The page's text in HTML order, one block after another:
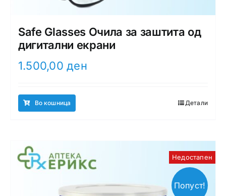
Safe Glasses Очила за заштита од
дигитални екрани
1.500,00ден
Во кошница Детали
Недостапен
Попуст!